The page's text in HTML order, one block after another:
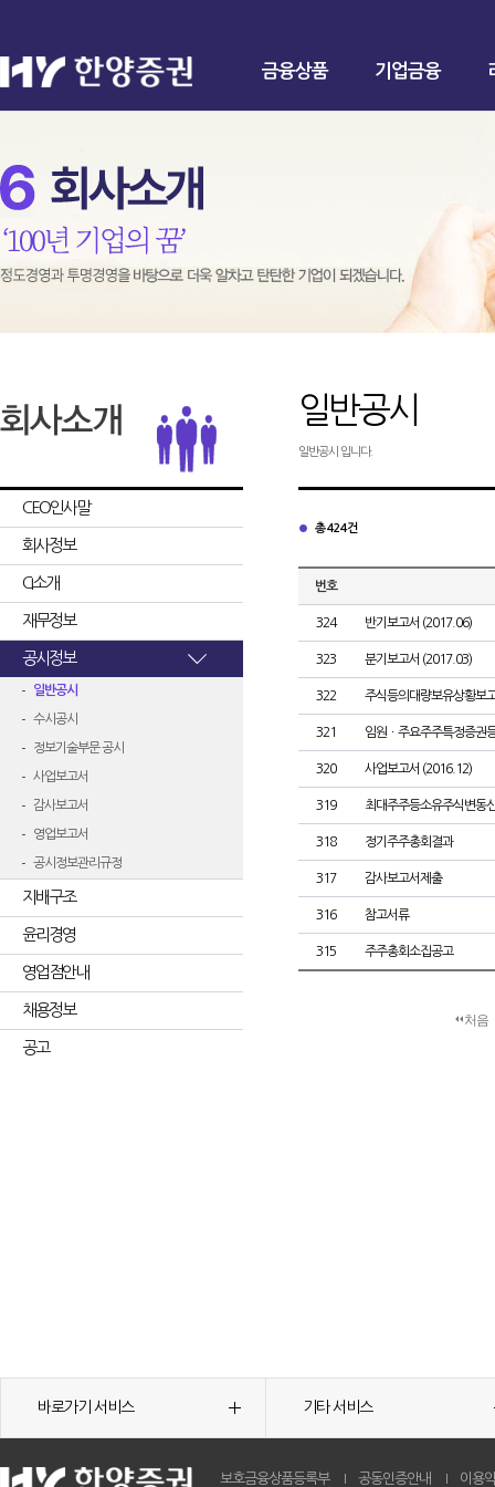
금융상품 기업금융
CEO인사말
회사정보
CI소개
재무정보
공시정보
일반공시
수시공시
정보기술부문 공시
사업보고서
감사보고서
영업보고서
공시정보관리규정
지배구조
윤리경영
영업점안내
채용정보
공고
일반공시
일반공시 입니다.
총 424건
번호
324 반기보고서 (2017.06)
323 분기보고서 (2017.03)
322 주식등의대량보유상황보
321 임원ㆍ주요주주특정증권
320 사업보고서 (2016.12)
319 최대주주등소유주식변동
318 정기주주총회결과
317 감사보고서제출
316 참고서류
315 주주총회소집공고
처음
바로가기 서비스 기타 서비스
보호금융상품등록부 공동인증안내 이용